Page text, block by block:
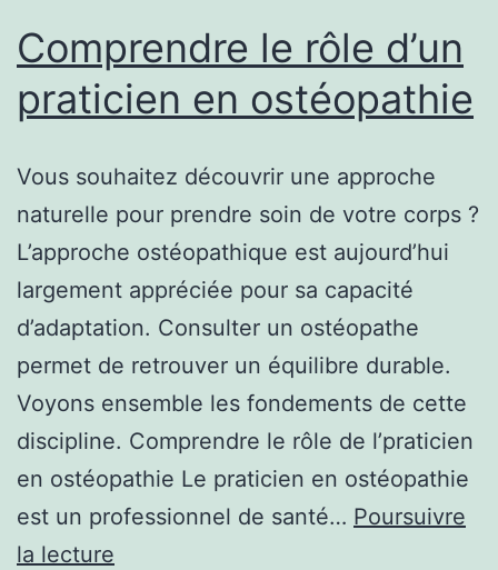
Comprendre le rôle d’un
praticien en ostéopathie
Vous souhaitez découvrir une approche
naturelle pour prendre soin de votre corps ?
L’approche ostéopathique est aujourd’hui
largement appréciée pour sa capacité
d’adaptation. Consulter un ostéopathe
permet de retrouver un équilibre durable.
Voyons ensemble les fondements de cette
discipline. Comprendre le rôle de l’praticien
en ostéopathie Le praticien en ostéopathie
est un professionnel de santé… Poursuivre
la lecture